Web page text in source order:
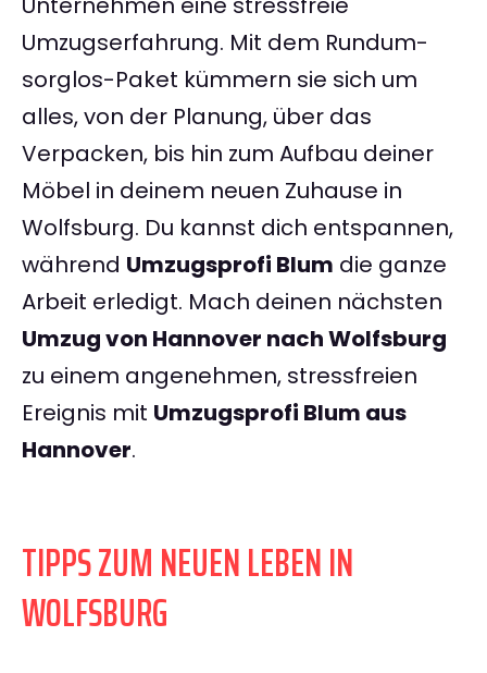
Umzugserfahrung. Mit dem Rundum-
sorglos-Paket kümmern sie sich um
alles, von der Planung, über das
Verpacken, bis hin zum Aufbau deiner
Möbel in deinem neuen Zuhause in
Wolfsburg. Du kannst dich entspannen,
während Umzugsprofi Blum die ganze
Arbeit erledigt. Mach deinen nächsten
Umzug von Hannover nach Wolfsburg
zu einem angenehmen, stressfreien
Ereignis mit Umzugsprofi Blum aus
Hannover.
TIPPS ZUM NEUEN LEBEN IN
WOLFSBURG